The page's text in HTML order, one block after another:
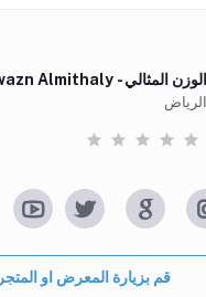
الوزن المثالي - Alwazn Almithaly
الرياض
قم بزيارة المعرض او المتجر